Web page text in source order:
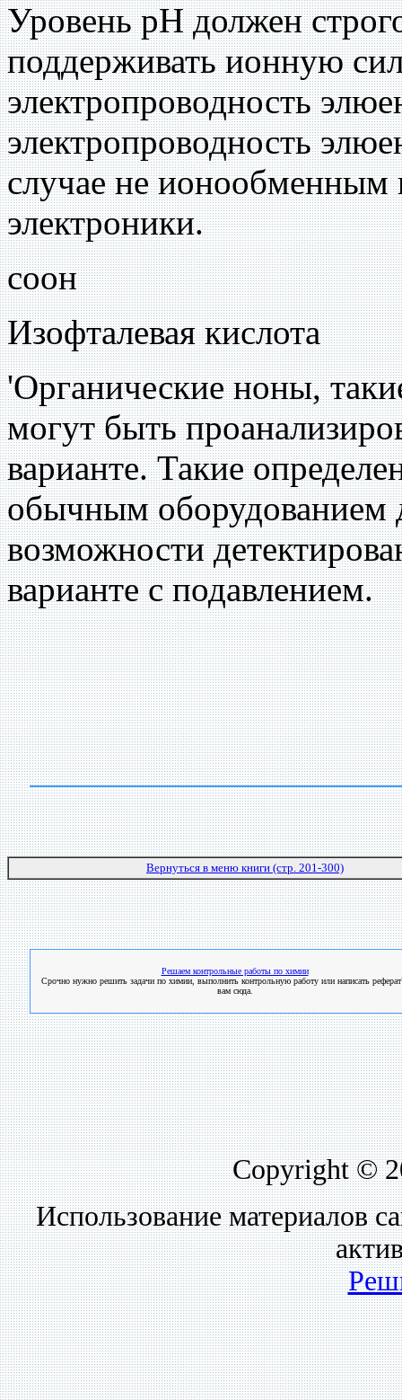
Уровень рН должен
поддерживать ионную
электропроводность
электропроводность
случае не
электроники.
соон
Изофталевая кислота
'Органические ноны,
могут быть
варианте. Такие
обычным
возможности
варианте с подавлением.
Вернуться в меню книги (стр. 201-300)
Решаем контрольные работы по химии
Срочно нужно решить задачи по химии, выполнить контрольную работу или написать
вам сюда.
Copyright ©
Использование материалов